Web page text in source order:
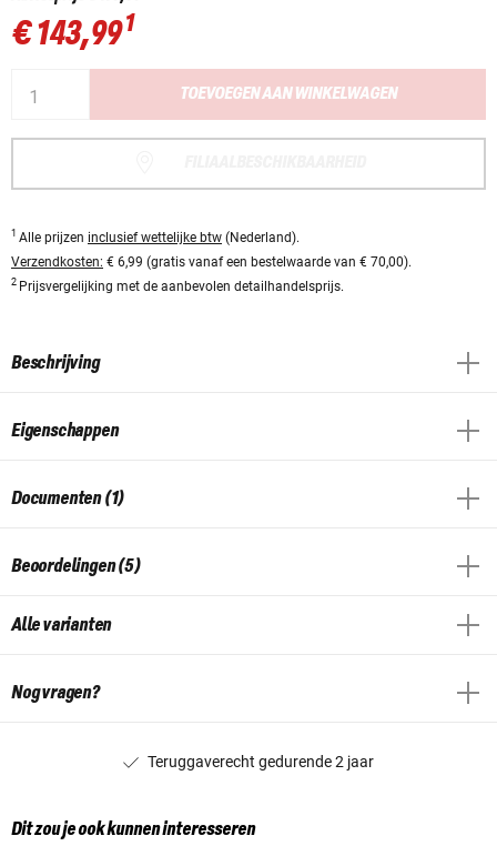
€ 143,991
TOEVOEGEN AAN WINKELWAGEN
1 Alle prijzen inclusief wettelijke btw (Nederland).
Verzendkosten: € 6,99 (gratis vanaf een bestelwaarde van € 70,00).
2 Prijsvergelijking met de aanbevolen detailhandelsprijs.
Beschrijving
Eigenschappen
Documenten (1)
Beoordelingen (5)
Alle varianten
Nog vragen?
Teruggaverecht gedurende 2 jaar
Dit zou je ook kunnen interesseren